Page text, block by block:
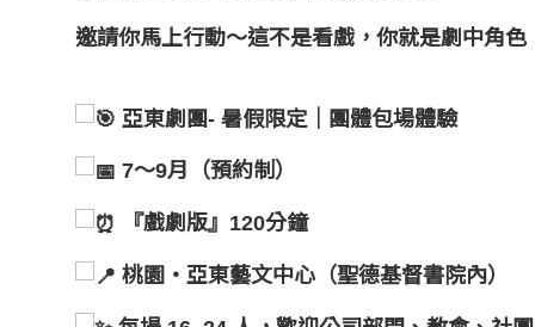
邀請你馬上行動～這不是看戲，你就是劇中角色
亞東劇團- 暑假限定｜團體包場體驗
7～9月（預約制）
『戲劇版』120分鐘
桃園・亞東藝文中心（聖德基督書院內）